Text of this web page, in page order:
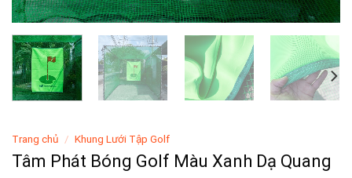
Trang chủ / Khung Lưới Tập Golf
Tâm Phát Bóng Golf Màu Xanh Dạ Quang